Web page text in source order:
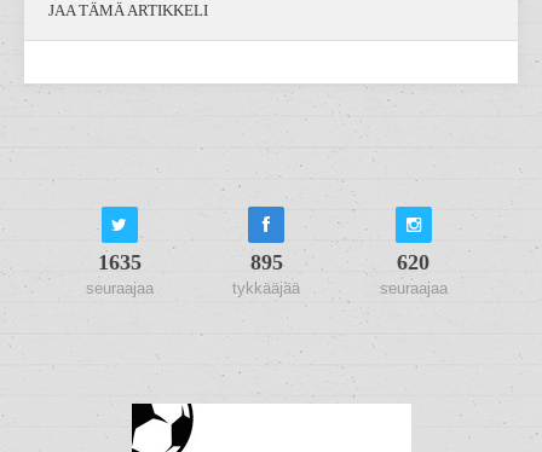
JAA TÄMÄ ARTIKKELI
1635
seuraajaa
895
tykkääjää
620
seuraajaa